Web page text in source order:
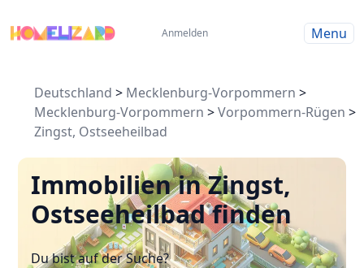
Anmelden Menu
Deutschland > Mecklenburg-Vorpommern >
Mecklenburg-Vorpommern >Vorpommern-Rügen >
Zingst, Ostseeheilbad
Immobilien in Zingst,
Ostseeheilbad finden
Du bist auf der Suche?